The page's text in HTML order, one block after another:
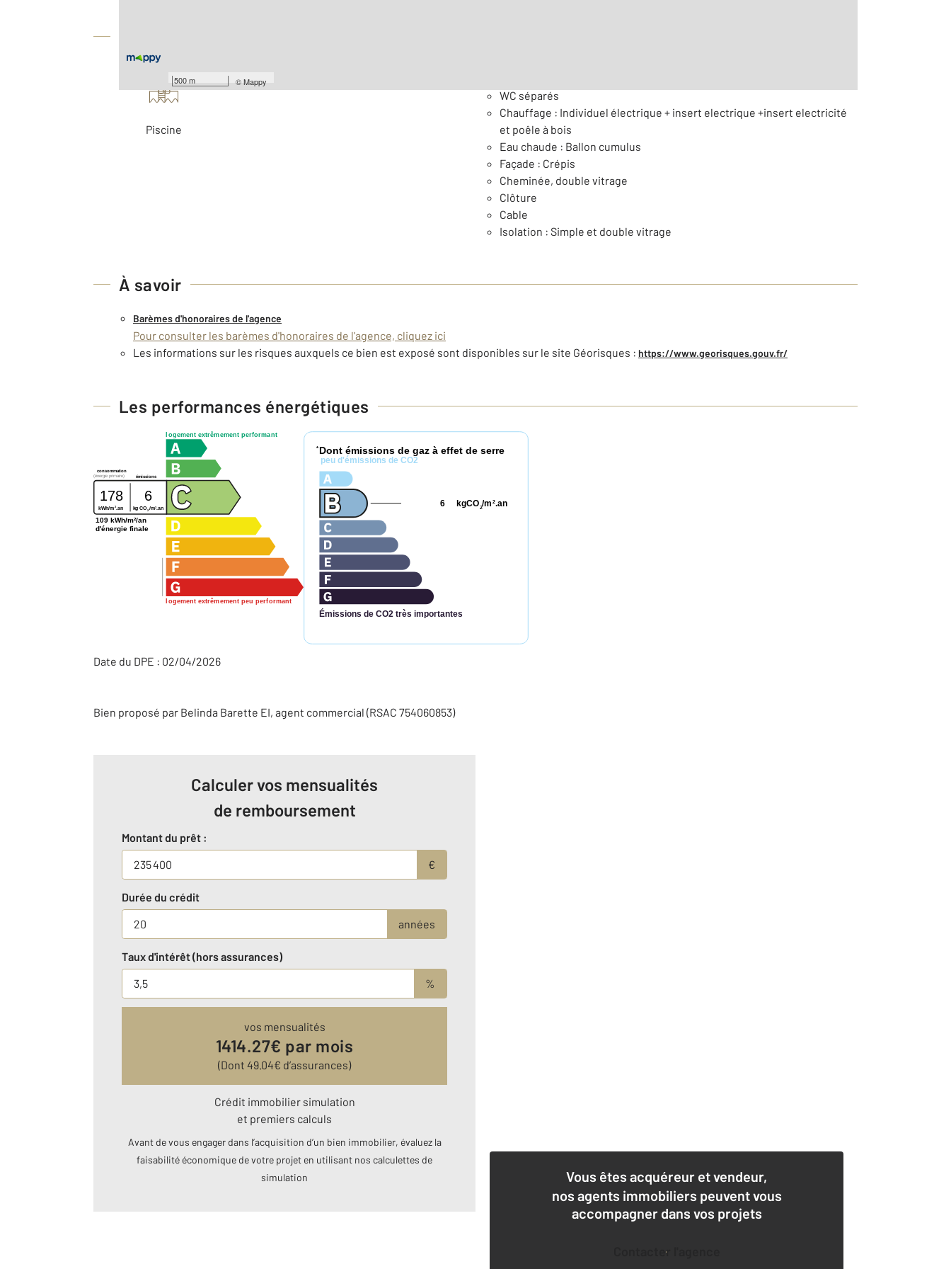
500 m ©Mappy
Piscine
WC séparés
Chauffage : Individuel électrique + insert electrique +insert electricité
et poêle à bois
Eau chaude : Ballon cumulus
Façade : Crépis
Cheminée, double vitrage
Clôture
Cable
Isolation : Simple et double vitrage
À savoir
Barèmes d'honoraires de l'agence
Pour consulter les barèmes d'honoraires de l'agence, cliquez ici
Les informations sur les risques auxquels ce bien est exposé sont disponibles sur le site Géorisques : https://www.georisques.gouv.fr/
Les performances énergétiques
logement extrêmement performant
logement extrêmement peu performant
consommation
émissions
(énergie primaire)
178 6
kWh/m 2 .an kg CO2/m2 .an
109 kWh/m²/an
d'énergie finale
* Dont émissions de gaz à effet de serre
peu d'émissions de CO2
Émissions de CO2 très importantes
kgCO2/m 2.an
6
Date du DPE : 02/04/2026
Bien proposé par Belinda Barette EI, agent commercial (RSAC 754060853)
Calculer vos mensualités
de remboursement
Montant du prêt :
€
Durée du crédit
années
Taux d'intérêt (hors assurances)
%
vos mensualités
1414.27€ par mois
(Dont 49.04€ d’assurances)
Crédit immobilier simulation
et premiers calculs
Avant de vous engager dans l’acquisition d’un bien immobilier, évaluez la
faisabilité économique de votre projet en utilisant nos calculettes de
simulation
Vous êtes acquéreur et vendeur,
nos agents immobiliers peuvent vous
accompagner dans vos projets
Contacter l'agence